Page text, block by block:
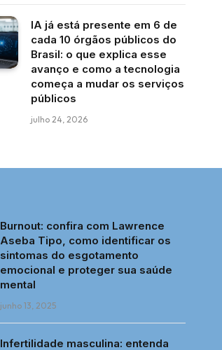
IA já está presente em 6 de
cada 10 órgãos públicos do
Brasil: o que explica esse
avanço e como a tecnologia
começa a mudar os serviços
públicos
julho 24, 2026
Burnout: confira com Lawrence
Aseba Tipo, como identificar os
sintomas do esgotamento
emocional e proteger sua saúde
mental
junho 13, 2025
Infertilidade masculina: entenda